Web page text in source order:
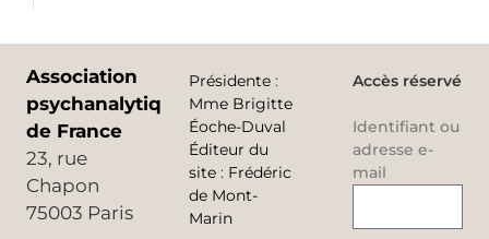
Association
psychanalytique
de France
23, rue
Chapon
75003 Paris
Présidente :
Mme Brigitte
Éoche-Duval
Éditeur du
site : Frédéric
de Mont-
Marin
Accès réservé
Identifiant ou
adresse e-
mail